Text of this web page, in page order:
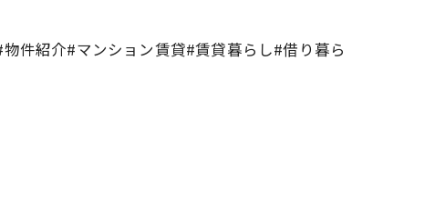
件紹介#マンション賃貸#賃貸暮らし#借り暮ら